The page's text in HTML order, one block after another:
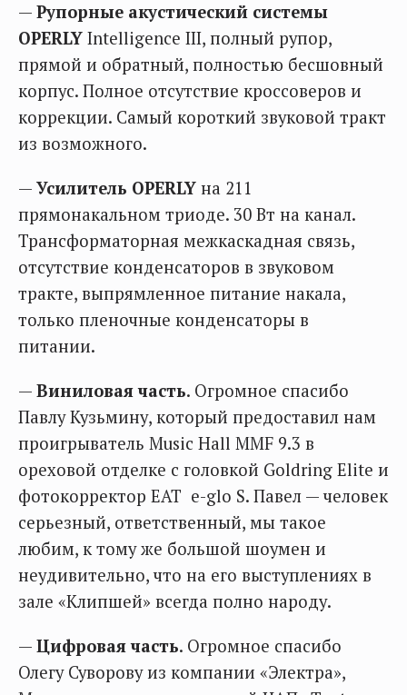
— Рупорные акустический системы
OPERLY Intelligence III, полный рупор,
прямой и обратный, полностью бесшовный
корпус. Полное отсутствие кроссоверов и
коррекции. Самый короткий звуковой тракт
из возможного.
— Усилитель OPERLY на 211
прямонакальном триоде. 30 Вт на канал.
Трансформаторная межкаскадная связь,
отсутствие конденсаторов в звуковом
тракте, выпрямленное питание накала,
только пленочные конденсаторы в
питании.
— Виниловая часть. Огромное спасибо
Павлу Кузьмину, который предоставил нам
проигрыватель Music Hall MMF 9.3 в
ореховой отделке с головкой Goldring Elite и
фотокорректор EAT e-glo S. Павел — человек
серьезный, ответственный, мы такое
любим, к тому же большой шоумен и
неудивительно, что на его выступлениях в
зале «Клипшей» всегда полно народу.
— Цифровая часть. Огромное спасибо
Олегу Суворову из компании «Электра»,